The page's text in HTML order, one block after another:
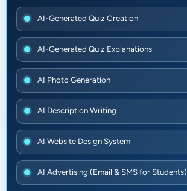
AI-Generated Quiz Creation
AI-Generated Quiz Explanations
AI Photo Generation
AI Description Writing
AI Website Design System
AI Advertising (Email & SMS for Students)